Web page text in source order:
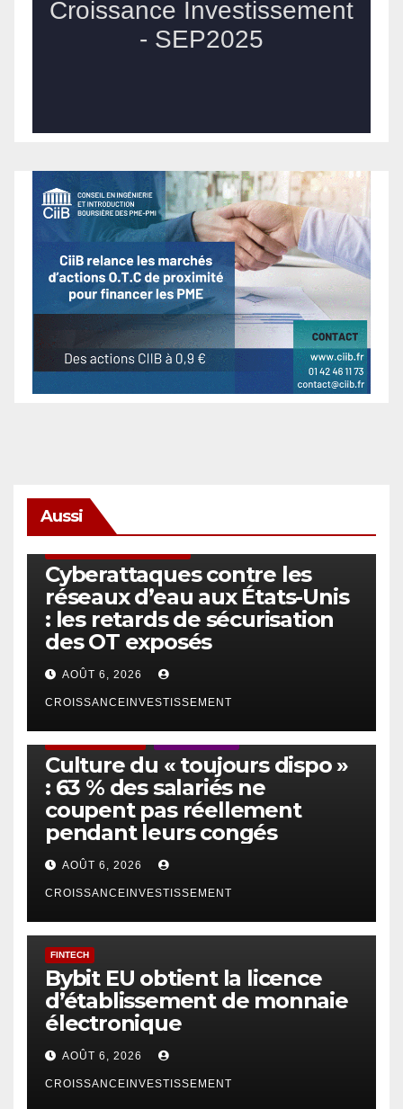
Aussi
Cyberattaques contre les
réseaux d’eau aux États-Unis
: les retards de sécurisation
des OT exposés
AOÛT 6, 2026
CROISSANCEINVESTISSEMENT
Culture du « toujours dispo »
: 63 % des salariés ne
coupent pas réellement
pendant leurs congés
AOÛT 6, 2026
CROISSANCEINVESTISSEMENT
FINTECH
Bybit EU obtient la licence
d’établissement de monnaie
électronique
AOÛT 6, 2026
CROISSANCEINVESTISSEMENT